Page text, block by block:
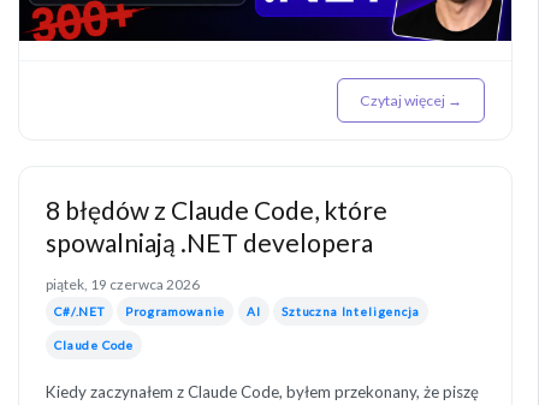
Czytaj więcej →
8 błędów z Claude Code, które
spowalniają .NET developera
piątek, 19 czerwca 2026
C#/.NET Programowanie AI Sztuczna Inteligencja
Claude Code
Kiedy zaczynałem z Claude Code, byłem przekonany, że piszę